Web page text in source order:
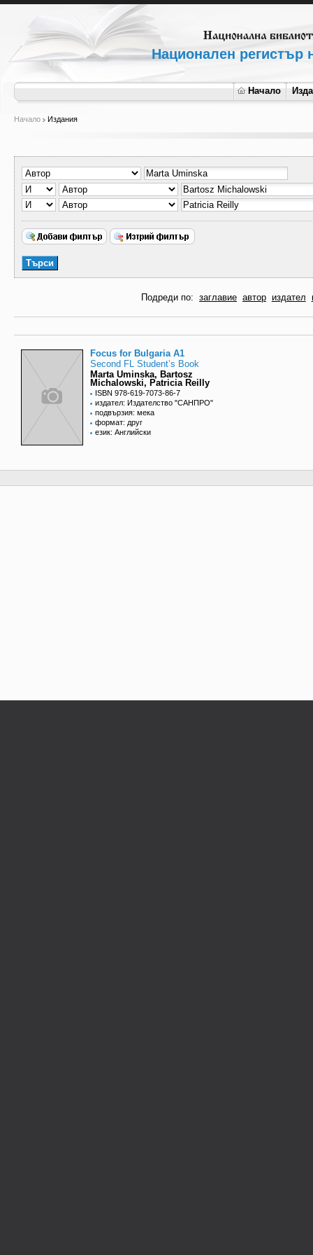
Национален регистър
Начало
Начало Издания
Подреди по: заглавие автор издател
Focus for Bulgaria A1
Second FL Student’s Book
Marta Uminska, Bartosz
Michalowski, Patricia Reilly
ISBN 978-619-7073-86-7
издател: Издателство "САНПРО"
подвързия: мека
формат: друг
език: Английски